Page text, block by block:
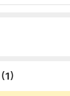
1